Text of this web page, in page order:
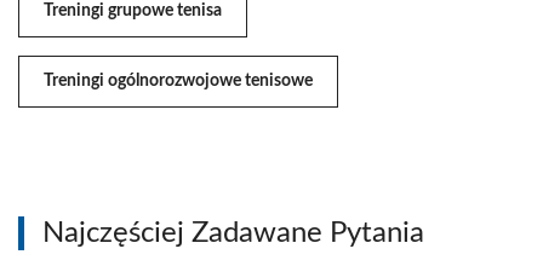
Treningi grupowe tenisa
Treningi ogólnorozwojowe tenisowe
Najczęściej Zadawane Pytania